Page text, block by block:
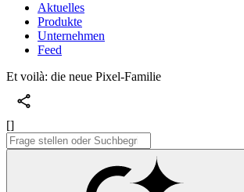
Aktuelles
Produkte
Unternehmen
Feed
Et voilà: die neue Pixel-Familie
[]